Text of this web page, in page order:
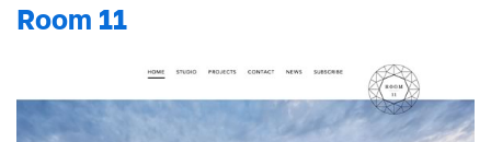
Room 11